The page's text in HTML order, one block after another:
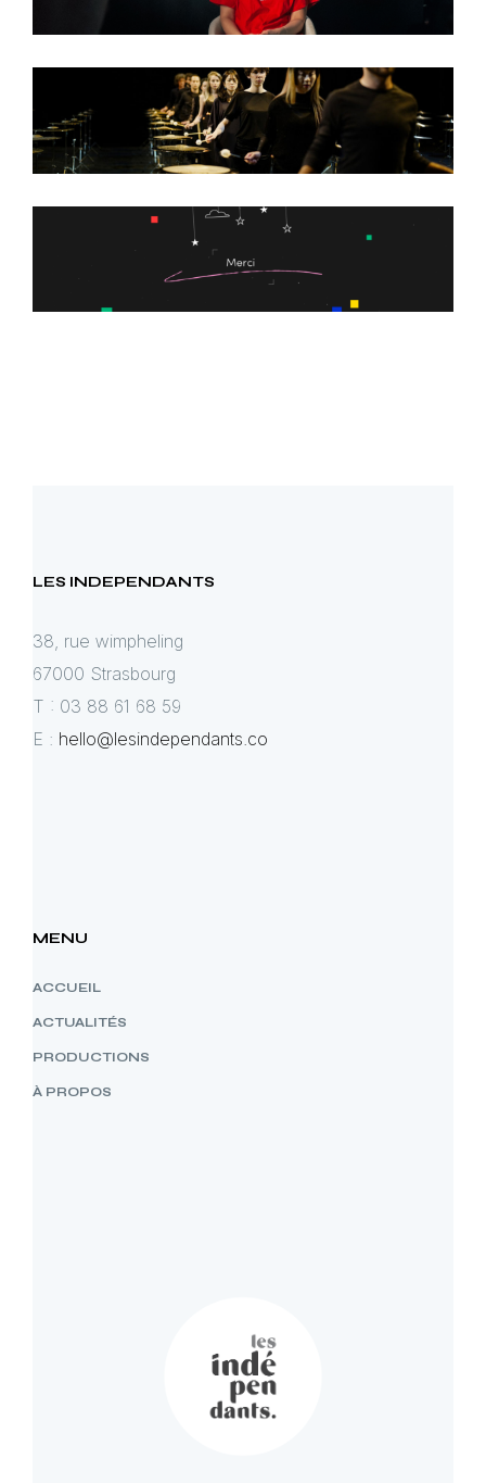
LES INDEPENDANTS
38, rue wimpheling
67000 Strasbourg
T : 03 88 61 68 59
E : hello@lesindependants.co
MENU
ACCUEIL
ACTUALITÉS
PRODUCTIONS
À PROPOS